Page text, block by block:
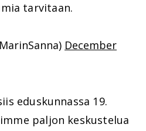
tarvitaan.
December
eduskunnassa 19.
paljon keskustelua